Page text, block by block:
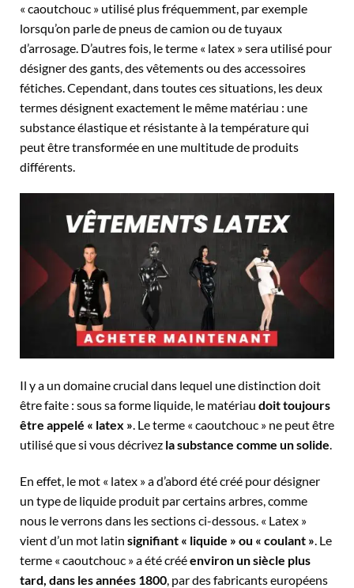
« caoutchouc » utilisé plus fréquemment, par exemple
lorsqu’on parle de pneus de camion ou de tuyaux
d’arrosage. D’autres fois, le terme « latex » sera utilisé pour
désigner des gants, des vêtements ou des accessoires
fétiches. Cependant, dans toutes ces situations, les deux
termes désignent exactement le même matériau : une
substance élastique et résistante à la température qui
peut être transformée en une multitude de produits
différents.
Il y a un domaine crucial dans lequel une distinction doit
être faite : sous sa forme liquide, le matériau doit toujours
être appelé « latex ». Le terme « caoutchouc » ne peut être
utilisé que si vous décrivez la substance comme un solide.
En effet, le mot « latex » a d’abord été créé pour désigner
un type de liquide produit par certains arbres, comme
nous le verrons dans les sections ci-dessous. « Latex »
vient d’un mot latin signifiant « liquide » ou « coulant ». Le
terme « caoutchouc » a été crééenviron un siècle plus
tard, dans les années 1800, par des fabricants européens